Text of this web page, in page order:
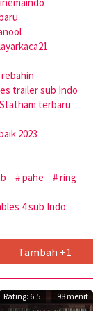
trailer sub Indo
terbaru
2023
pahe
ring
4 sub Indo
Tambah +1
Rating: 6.5 98 menit